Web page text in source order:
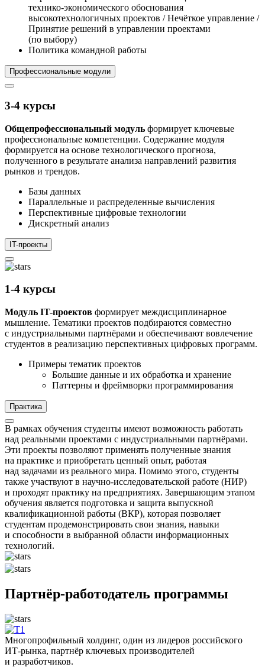
технико-экономического обоснования
высокотехнологичных проектов / Нечёткое управление /
Принятие решений в управлении проектами
(по выбору)
Политика командной работы
Профессиональные модули
3-4 курсы
Общепрофессиональный модуль формирует ключевые
профессиональные компетенции. Содержание модуля
формируется на основе технологического прогноза,
полученного в результате анализа направлений развития
рынков и трендов.
Базы данных
Параллельные и распределенные вычисления
Перспективные цифровые технологии
Дискретный анализ
IT-проекты
1-4 курсы
Модуль IT-проектов формирует междисциплинарное
мышление. Тематики проектов подбираются совместно
с индустриальными партнёрами и обеспечивают вовлечение
студентов в реализацию перспективных цифровых программ.
Примеры тематик проектов
Большие данные и их обработка и хранение
Паттерны и фреймворки программирования
Практика
В рамках обучения студенты имеют возможность работать
над реальными проектами с индустриальными партнёрами.
Эти проекты позволяют применять полученные знания
на практике и приобретать ценный опыт, работая
над задачами из реального мира. Помимо этого, студенты
также участвуют в научно-исследовательской работе (НИР)
и проходят практику на предприятиях. Завершающим этапом
обучения является подготовка и защита выпускной
квалификационной работы (ВКР), которая позволяет
студентам продемонстрировать свои знания, навыки
и способности в выбранной области информационных
технологий.
Партнёр-работодатель программы
Многопрофильный холдинг, один из лидеров российского
ИТ-рынка, партнёр ключевых производителей
и разработчиков.